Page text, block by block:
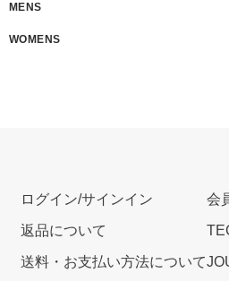
MENS
WOMENS
ログイン/サインイン
返品について
送料・お支払い方法について
会